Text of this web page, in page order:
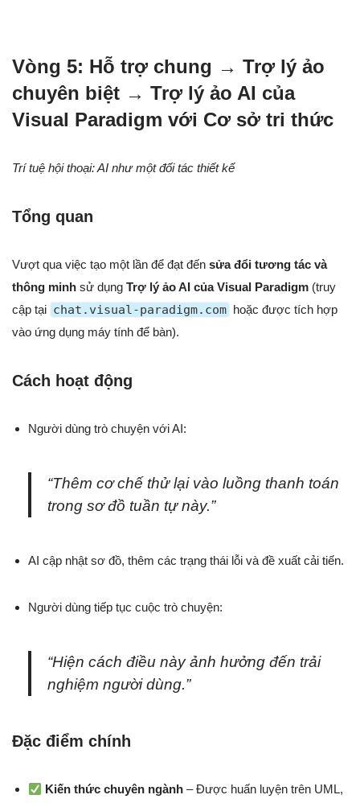
Vòng 5: Hỗ trợ chung → Trợ lý ảo
chuyên biệt → Trợ lý ảo AI của
Visual Paradigm với Cơ sở tri thức
Trí tuệ hội thoại: AI như một đối tác thiết kế
Tổng quan
Vượt qua việc tạo một lần để đạt đến sửa đổi tương tác và
thông minh sử dụng Trợ lý ảo AI của Visual Paradigm (truy
cập tại chat.visual-paradigm.com hoặc được tích hợp
vào ứng dụng máy tính để bàn).
Cách hoạt động
Người dùng trò chuyện với AI:
“Thêm cơ chế thử lại vào luồng thanh toán
trong sơ đồ tuần tự này.”
AI cập nhật sơ đồ, thêm các trạng thái lỗi và đề xuất cải tiến.
Người dùng tiếp tục cuộc trò chuyện:
“Hiện cách điều này ảnh hưởng đến trải
nghiệm người dùng.”
Đặc điểm chính
Kiến thức chuyên ngành – Được huấn luyện trên UML,